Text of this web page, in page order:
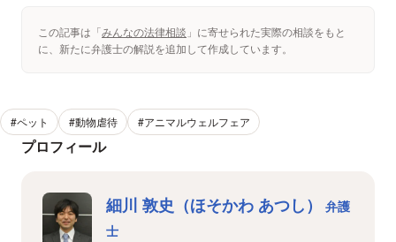
この記事は「みんなの法律相談 」に寄せられた実際の相談をもと
に、新たに弁護士の解説を追加して作成しています。
#ペット #動物虐待 #アニマルウェルフェア
プロフィール
細川 敦史（ほそかわ あつし）
弁護
士